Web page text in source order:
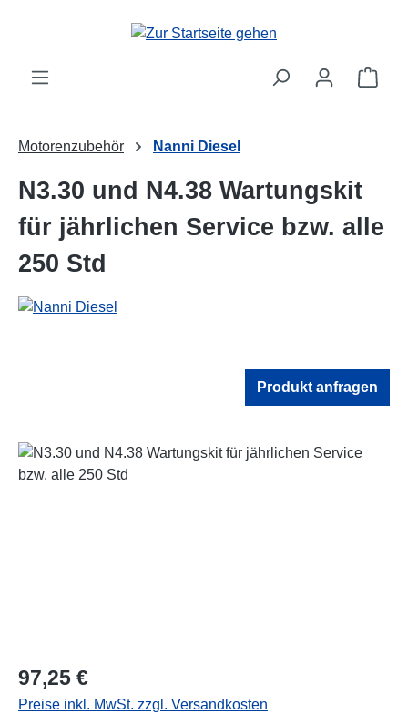
Zum Hauptinhalt springen
Motorenzubehör Nanni Diesel
N3.30 und N4.38 Wartungskit
für jährlichen Service bzw. alle
250 Std
Produkt anfragen
Bildergalerie überspringen
Regulärer Preis:
97,25 €
Preise inkl. MwSt. zzgl. Versandkosten